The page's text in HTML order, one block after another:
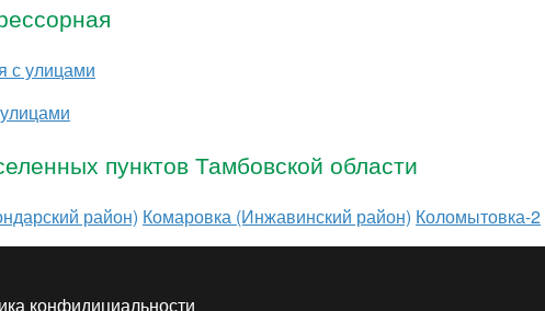
с улицами
пунктов Тамбовской области
район) Комаровка (Инжавинский район) Коломытовка-2
конфидициальности